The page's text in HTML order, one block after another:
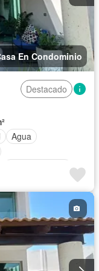
En Condominio
Destacado
Agua
closet
Zonas verdes